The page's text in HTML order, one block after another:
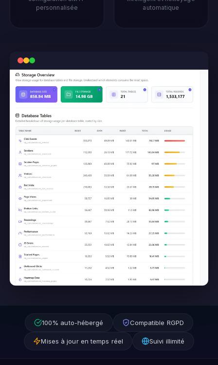
personnalisée
automatique
100% auto-hébergé Compatible RGPD
Mises à jour en temps réel Suivi illimité